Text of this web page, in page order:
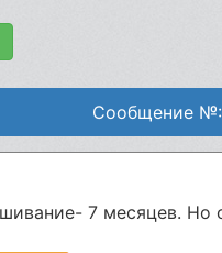
Сообщение №:
7 месяцев.